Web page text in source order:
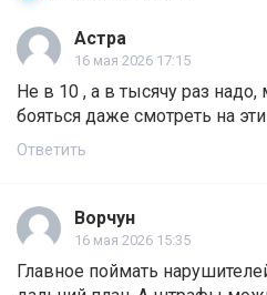
Астра
16 мая 2026 17:15
Не в 10 , а в тысячу раз надо,
бояться даже смотреть на
Ответить
Ворчун
16 мая 2026 15:35
Главное поймать